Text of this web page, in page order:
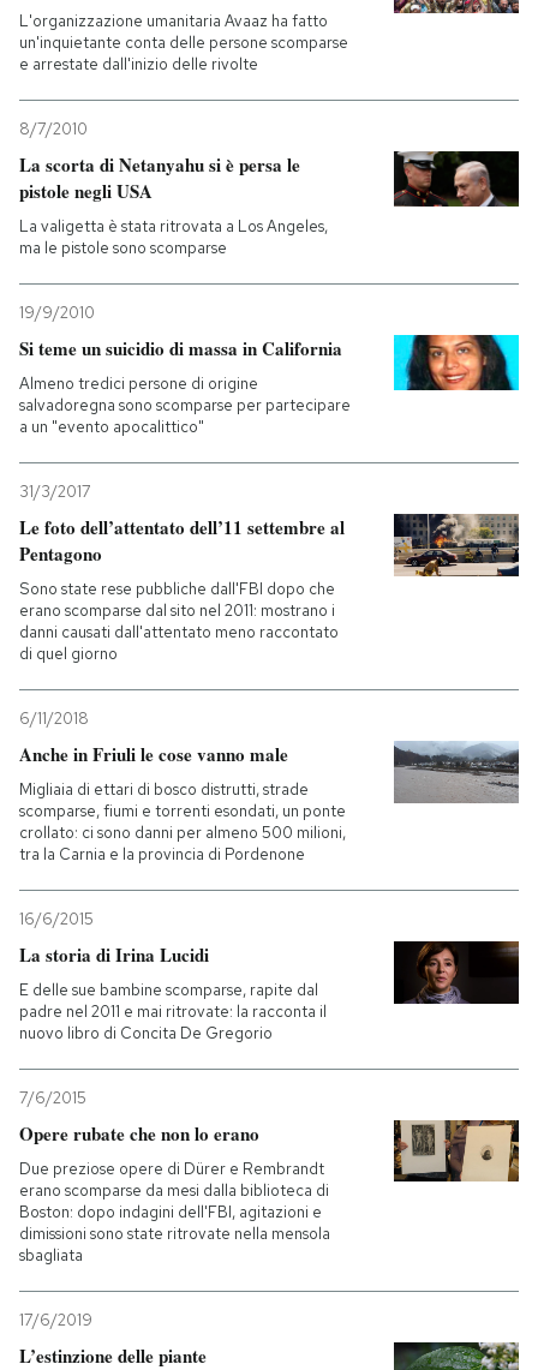
L'organizzazione umanitaria Avaaz ha fatto
un'inquietante conta delle persone scomparse
e arrestate dall'inizio delle rivolte
8/7/2010
La scorta di Netanyahu si è persa le
pistole negli USA
La valigetta è stata ritrovata a Los Angeles,
ma le pistole sono scomparse
19/9/2010
Si teme un suicidio di massa in California
Almeno tredici persone di origine
salvadoregna sono scomparse per partecipare
a un "evento apocalittico"
31/3/2017
Le foto dell’attentato dell’11 settembre al
Pentagono
Sono state rese pubbliche dall'FBI dopo che
erano scomparse dal sito nel 2011: mostrano i
danni causati dall'attentato meno raccontato
di quel giorno
6/11/2018
Anche in Friuli le cose vanno male
Migliaia di ettari di bosco distrutti, strade
scomparse, fiumi e torrenti esondati, un ponte
crollato: ci sono danni per almeno 500 milioni,
tra la Carnia e la provincia di Pordenone
16/6/2015
La storia di Irina Lucidi
E delle sue bambine scomparse, rapite dal
padre nel 2011 e mai ritrovate: la racconta il
nuovo libro di Concita De Gregorio
7/6/2015
Opere rubate che non lo erano
Due preziose opere di Dürer e Rembrandt
erano scomparse da mesi dalla biblioteca di
Boston: dopo indagini dell'FBI, agitazioni e
dimissioni sono state ritrovate nella mensola
sbagliata
17/6/2019
L’estinzione delle piante